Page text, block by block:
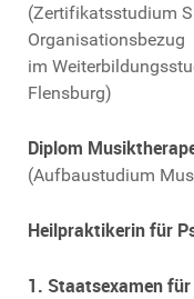
(Zertifikatsstudium
Organisationsbezug
im
Flensburg)
Diplom
(Aufbaustudium
Heilpraktikerin für
1. Staatsexamen